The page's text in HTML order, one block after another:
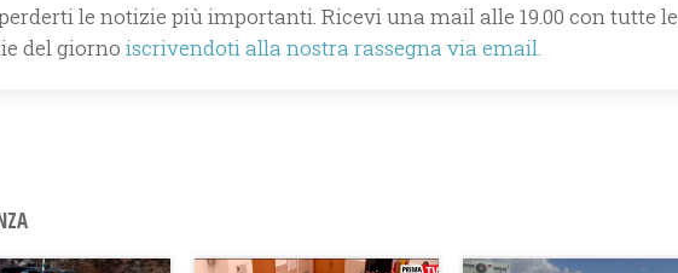
le notizie più importanti. Ricevi una mail alle 19.00 con tutte le
del giorno iscrivendoti alla nostra rassegna via email.